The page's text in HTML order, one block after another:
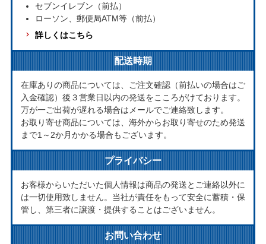
セブンイレブン（前払）
ローソン、郵便局ATM等（前払）
詳しくはこちら
配送時期
在庫ありの商品については、ご注文確認（前払いの場合はご
入金確認）後３営業日以内の発送をこころがけております。
万が一ご出荷が遅れる場合はメールでご連絡致します。
お取り寄せ商品については、海外からお取り寄せのため発送
まで1～2か月かかる場合もございます。
プライバシー
お客様からいただいた個人情報は商品の発送とご連絡以外に
は一切使用致しません。当社が責任をもって安全に蓄積・保
管し、第三者に譲渡・提供することはございません。
お問い合わせ